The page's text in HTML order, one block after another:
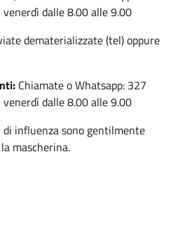
dalle 8.00 alle 9.00
dematerializzate (tel) oppure
Chiamate o Whatsapp: 327
dalle 8.00 alle 9.00
influenza sono gentilmente
mascherina.